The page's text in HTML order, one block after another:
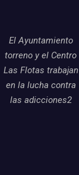
El Ayuntamiento
torreno y el Centro
Las Flotas trabajan
en la lucha contra
las adicciones2